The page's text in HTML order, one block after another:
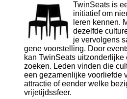
TwinSeats is
initiatief om
leren kennen.
dezelfde
je vervolgens
gene voorstelling. Door
kan TwinSeats uitzonderlijke
zoeken. Leden vinden die
een gezamenlijke voorliefde
attractie of eender welke
vrijetijdssfeer.